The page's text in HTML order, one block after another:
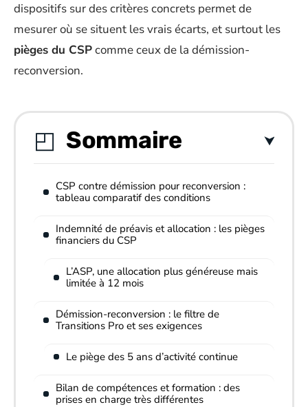
dispositifs sur des critères concrets permet de
mesurer où se situent les vrais écarts, et surtout les
pièges du CSPcomme ceux de la démission-
reconversion.
Sommaire
CSP contre démission pour reconversion :
tableau comparatif des conditions
Indemnité de préavis et allocation : les pièges
financiers du CSP
L’ASP, une allocation plus généreuse mais
limitée à 12 mois
Démission-reconversion : le filtre de
Transitions Pro et ses exigences
Le piège des 5 ans d’activité continue
Bilan de compétences et formation : des
prises en charge très différentes